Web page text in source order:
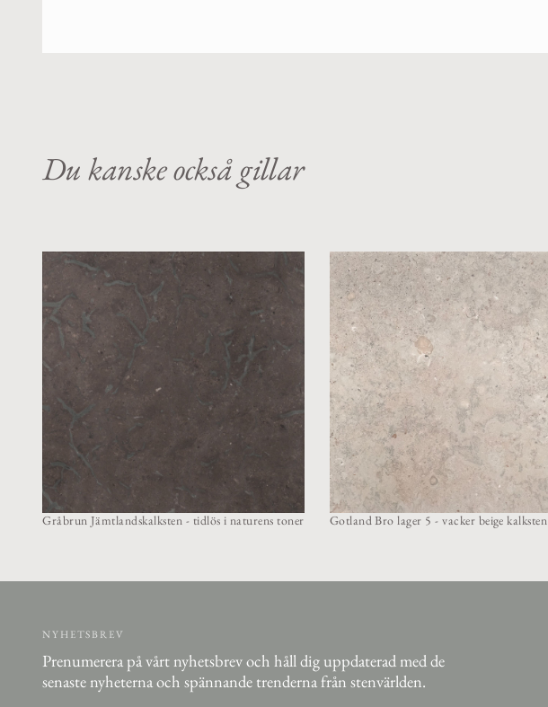
Du kanske också gillar
Gråbrun Jämtlandskalksten - tidlös i naturens toner Gotland Bro lager 5 - vacker beige kalksten
NYHETSBREV
Prenumerera på vårt nyhetsbrev och håll dig uppdaterad med de
senaste nyheterna och spännande trenderna från stenvärlden.